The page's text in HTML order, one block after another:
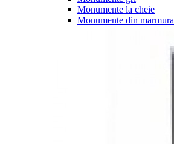
Monumente la cheie
Monumente din marmura